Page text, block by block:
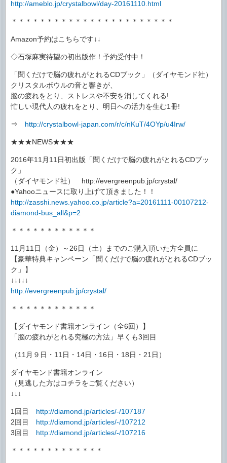
http://ameblo.jp/crystalbowl/day-20161110.html
＊＊＊＊＊＊＊＊＊＊＊＊＊＊＊＊＊＊＊＊＊＊＊
Amazon予約はこちらです↓↓
◇石塚麻実待望の初出版作！予約受付中！
「聞くだけで脳の疲れがとれるCDブック」（ダイヤモンド社）
クリスタルボウルの音と響きが、
脳の疲れをとり、ストレスや不安を消してくれる!
忙しい現代人の疲れをとり、明日への活力を生む1冊!
⇒ http://crystalbowl-japan.com/r/c/nKuT/4OYp/u4Irw/
★★★NEWS★★★
2016年11月11日初出版「聞くだけで脳の疲れがとれるCDブッ
ク」
（ダイヤモンド社） http://evergreenpub.jp/crystal/
●Yahooニュースに取り上げて頂きました！！
http://zasshi.news.yahoo.co.jp/article?a=20161111-00107212-
diamond-bus_all&p=2
＊＊＊＊＊＊＊＊＊＊＊＊
11月11日（金）～26日（土）までのご購入頂いた方全員に
【豪華特典キャンペーン「聞くだけで脳の疲れがとれるCDブッ
ク」】
↓↓↓↓↓
http://evergreenpub.jp/crystal/
＊＊＊＊＊＊＊＊＊＊＊＊
【ダイヤモンド書籍オンライン（全6回）】
「脳の疲れがとれる究極の方法」早くも3回目
（11月９日・11日・14日・16日・18日・21日）
ダイヤモンド書籍オンライン
（見逃した方はコチラをご覧ください）
↓↓↓
1回目 http://diamond.jp/articles/-/107187
2回目 http://diamond.jp/articles/-/107212
3回目 http://diamond.jp/articles/-/107216
＊＊＊＊＊＊＊＊＊＊＊＊＊